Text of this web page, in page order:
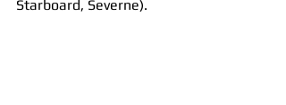
Starboard, Severne).